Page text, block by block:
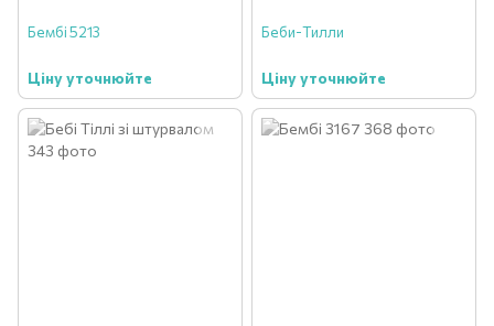
Бембі 5213
Ціну уточнюйте
Беби-Тилли
Ціну уточнюйте